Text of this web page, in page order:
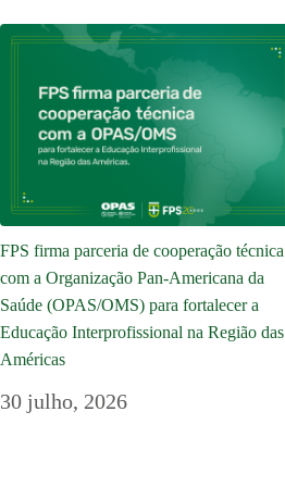
FPS firma parceria de cooperação técnica
com a Organização Pan-Americana da
Saúde (OPAS/OMS) para fortalecer a
Educação Interprofissional na Região das
Américas
30 julho, 2026